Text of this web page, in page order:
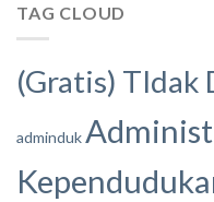
TAG CLOUD
(Gratis) TIdak
adminduk